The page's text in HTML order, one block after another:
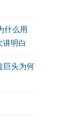
什么用
讲明白
巨头为何